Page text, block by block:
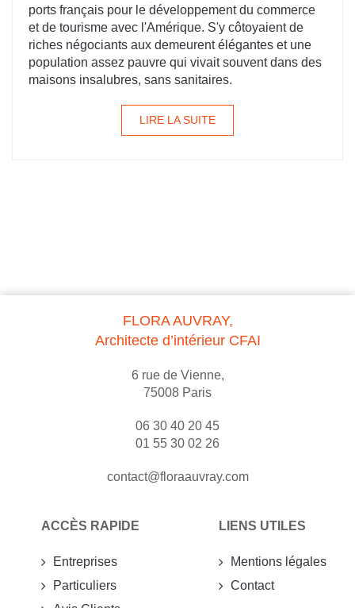
ports français pour le développement du commerce
et de tourisme avec l'Amérique. S'y côtoyaient de
riches négociants aux demeurent élégantes et une
population assez pauvre qui vivait souvent dans des
maisons insalubres, sans sanitaires.
LIRE LA SUITE
FLORA AUVRAY,
Architecte d’intérieur CFAI
6 rue de Vienne,
75008 Paris
06 30 40 20 45
01 55 30 02 26
contact@floraauvray.com
ACCÈS RAPIDE
Entreprises
Particuliers
LIENS UTILES
Mentions légales
Contact